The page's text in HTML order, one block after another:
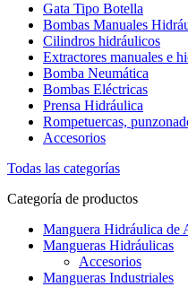
Gata Tipo Botella
Bombas Manuales
Cilindros hidráulicos
Extractores manuales e
Bomba Neumática
Bombas Eléctricas
Prensa Hidráulica
Rompetuercas,
Accesorios
Todas las categorías
Categoría de productos
Manguera Hidráulica de
Mangueras Hidráulicas
Accesorios
Mangueras Industriales